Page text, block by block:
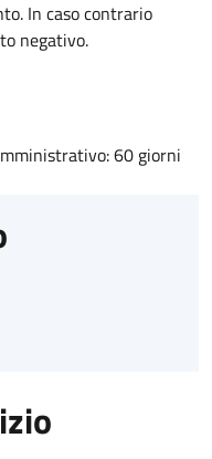
In caso contrario
negativo.
60 giorni